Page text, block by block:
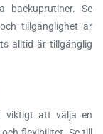
backuprutiner. Se
tillgänglighet är
alltid är tillgänglig
viktigt att välja en